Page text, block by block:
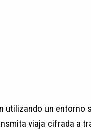
un entorno
viaja cifrada a